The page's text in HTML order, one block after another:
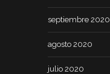
septiembre 2020
agosto 2020
julio 2020